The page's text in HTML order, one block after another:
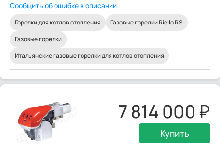
Сообщить об ошибке в описании
Горелки для котлов отопления
Газовые горелки Riello RS
Газовые горелки
Итальянские газовые горелки для котлов отопления
7 814 000
Купить